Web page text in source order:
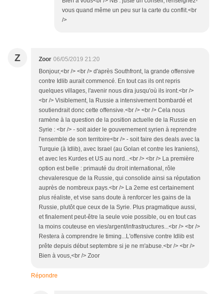
vous quand même un peu sur la carte du conflit.<br
/>
Z Zoor 06/05/2019 21:20
Bonjour,<br /> <br /> d'après Southfront, la grande offensive
contre Idlib aurait commencé. En tout cas ils ont repris
quelques villages, l'avenir nous dira jusqu'où ils iront.<br />
<br /> Visiblement, la Russie a intensivement bombardé et
soutiendrait donc cette offensive.<br /> <br /> Cela nous
ramène à la question de la position actuelle de la Russie en
Syrie : <br /> - soit aider le gouvernement syrien à reprendre
l'ensemble de son territoire<br /> - soit faire des deals avec la
Turquie (à Idlib), avec Israel (au Golan et contre les Iraniens),
et avec les Kurdes et US au nord...<br /> <br /> La première
option est belle : primauté du droit international, rôle
chevaleresque de la Russie, qui consolide ainsi sa réputation
auprès de nombreux pays.<br /> La 2eme est certainement
plus réaliste, et vise sans doute à renforcer les gains de la
Russie, plutôt que ceux de la Syrie. Plus pragmatique aussi,
et finalement peut-être la seule voie possible, ou en tout cas
la moins couteuse en vies/argent/infrastructures...<br /> <br />
Restera à comprendre le timing...L'offensive contre Idlib est
prête depuis début septembre si je ne m'abuse.<br /> <br />
Bien à vous,<br /> Zoor
Répondre